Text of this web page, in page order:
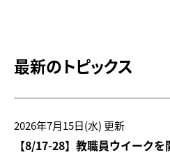
最新のトピックス
2026年7月15日(水) 更新
【8/17-28】教職員ウイークを
画像利用について
おうちで楽しむ石川県立美術